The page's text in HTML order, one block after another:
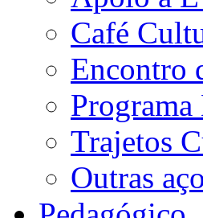
Café
Encontro
Trajetos
Outras